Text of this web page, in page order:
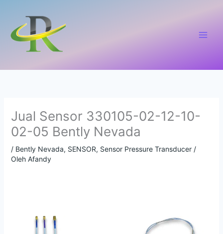
konten
Jual Sensor 330105-02-12-10-
02-05 Bently Nevada
/ Bently Nevada, SENSOR, Sensor Pressure Transducer/
Oleh Afandy